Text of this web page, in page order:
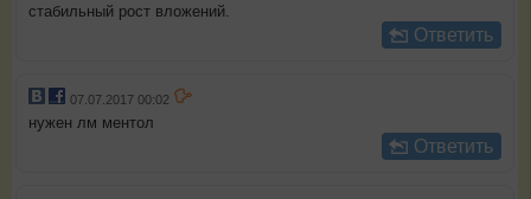
стабильный рост вложений.
Ответить
07.07.2017 00:02
нужен лм ментол
Ответить